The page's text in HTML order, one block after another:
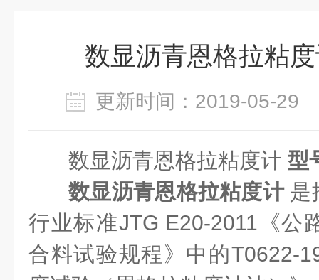
数显沥青恩格拉粘
更新时间：2019-05-
数显沥青恩格拉粘度计 型
数显沥青恩格拉粘度计是
行业标准JTG E20-2011《公
合料试验规程》中的T0622-